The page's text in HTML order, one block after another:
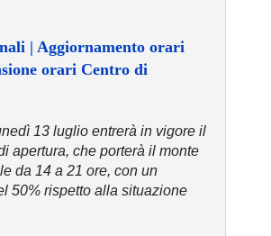
| Aggiornamento orari
orari Centro di
13 luglio entrerà in vigore il
apertura, che porterà il monte
da 14 a 21 ore, con un
50% rispetto alla situazione